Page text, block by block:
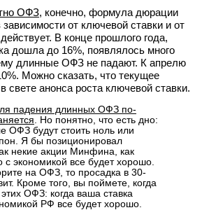
ОФЗ, конечно, формула дюрации
от ключевой ставки и от
В конце прошлого года,
дошла до 16%, появлялось много
длинные ОФЗ не падают. К апрелю
Можно сказать, что текущее
свете анонса роста ключевой ставки.
падения длинных ОФЗ по-
. Но понятно, что есть дно:
ОФЗ будут стоить ноль или
Я бы позиционировал
некие акции Минфина, как
с экономикой все будет хорошо.
на ОФЗ, то просадка в 30-
Кроме того, вы поймете, когда
ОФЗ: когда ваша ставка
РФ все будет хорошо.